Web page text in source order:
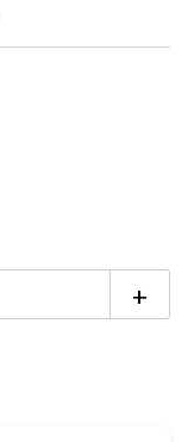
18家銀行/業者
+